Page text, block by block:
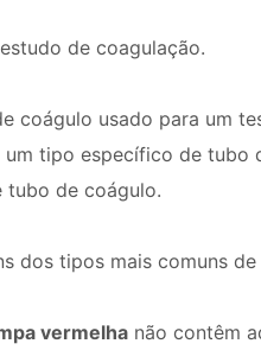
de coagulação.
coágulo usado para um
um tipo específico de tubo
tubo de coágulo.
dos tipos mais comuns
vermelha não contêm